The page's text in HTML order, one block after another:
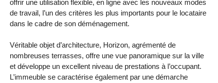
offrir une utilisation flexible, en ligne avec les nouveaux modes
de travail, l’un des critères les plus importants pour le locataire
dans le cadre de son déménagement.
Véritable objet d’architecture, Horizon, agrémenté de
nombreuses terrasses, offre une vue panoramique sur la ville
et développe un excellent niveau de prestations à l’occupant.
L’immeuble se caractérise également par une démarche